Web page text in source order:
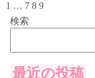
1 … 7 8 9
検索
最近の投稿